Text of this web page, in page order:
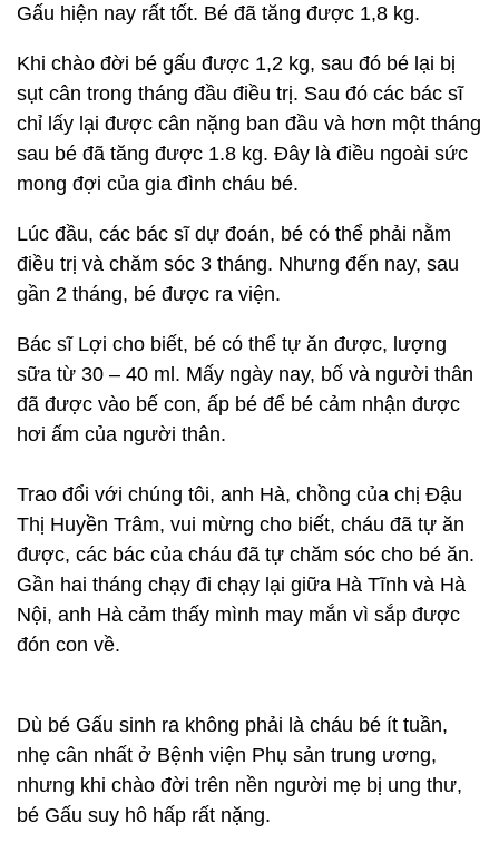
Gấu hiện nay rất tốt. Bé đã tăng được 1,8 kg.
Khi chào đời bé gấu được 1,2 kg, sau đó bé lại bị
sụt cân trong tháng đầu điều trị. Sau đó các bác sĩ
chỉ lấy lại được cân nặng ban đầu và hơn một tháng
sau bé đã tăng được 1.8 kg. Đây là điều ngoài sức
mong đợi của gia đình cháu bé.
Lúc đầu, các bác sĩ dự đoán, bé có thể phải nằm
điều trị và chăm sóc 3 tháng. Nhưng đến nay, sau
gần 2 tháng, bé được ra viện.
Bác sĩ Lợi cho biết, bé có thể tự ăn được, lượng
sữa từ 30 – 40 ml. Mấy ngày nay, bố và người thân
đã được vào bế con, ấp bé để bé cảm nhận được
hơi ấm của người thân.
Trao đổi với chúng tôi, anh Hà, chồng của chị Đậu
Thị Huyền Trâm, vui mừng cho biết, cháu đã tự ăn
được, các bác của cháu đã tự chăm sóc cho bé ăn.
Gần hai tháng chạy đi chạy lại giữa Hà Tĩnh và Hà
Nội, anh Hà cảm thấy mình may mắn vì sắp được
đón con về.
Dù bé Gấu sinh ra không phải là cháu bé ít tuần,
nhẹ cân nhất ở Bệnh viện Phụ sản trung ương,
nhưng khi chào đời trên nền người mẹ bị ung thư,
bé Gấu suy hô hấp rất nặng.